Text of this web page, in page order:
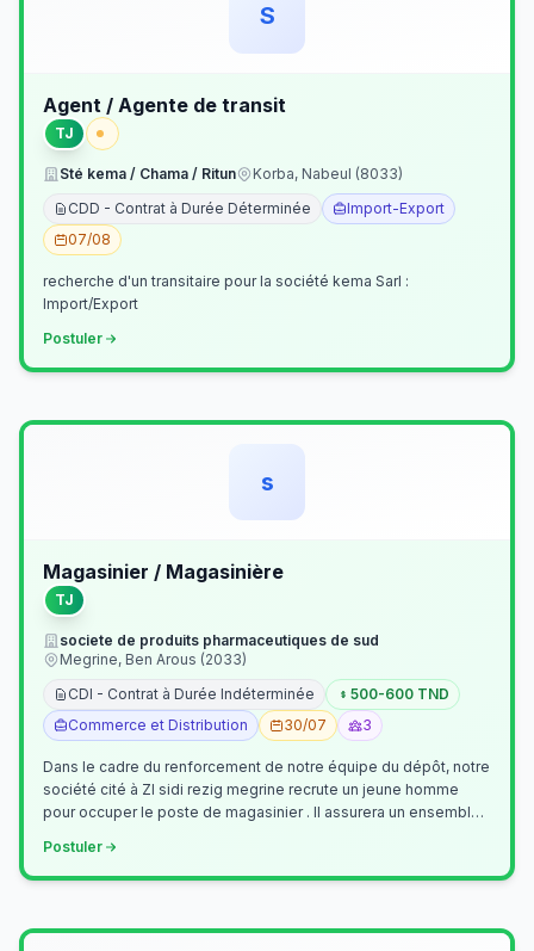
S
Agent / Agente de transit
TJ
Sté kema / Chama / Ritun
Korba, Nabeul (8033)
CDD - Contrat à Durée Déterminée
Import-Export
07/08
recherche d'un transitaire pour la société kema Sarl :
Import/Export
Postuler
s
Magasinier / Magasinière
TJ
societe de produits pharmaceutiques de sud
Megrine, Ben Arous (2033)
CDI - Contrat à Durée Indéterminée
500-600 TND
Commerce et Distribution
30/07 3
Dans le cadre du renforcement de notre équipe du dépôt, notre
société cité à ZI sidi rezig megrine recrute un jeune homme
pour occuper le poste de magasinier . Il assurera un ensemble
Postuler